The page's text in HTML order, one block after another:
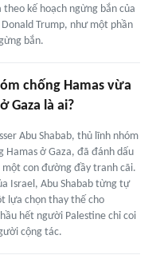
theo kế hoạch ngừng bắn của
Trump, như một phần
bắn.
chống Hamas vừa
Gaza là ai?
Abu Shabab, thủ lĩnh nhóm
Hamas ở Gaza, đã đánh dấu
một con đường đầy tranh cãi.
Israel, Abu Shabab từng tự
lựa chọn thay thế cho
hết người Palestine chỉ coi
cộng tác.